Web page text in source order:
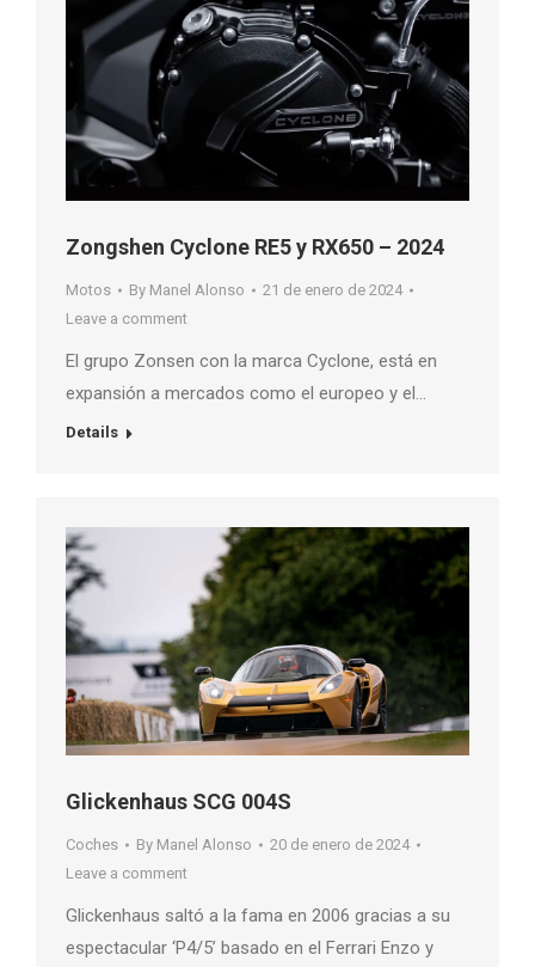
Zongshen Cyclone RE5 y RX650 – 2024
Motos By Manel Alonso
21 de enero de 2024
Leave a comment
El grupo Zonsen con la marca Cyclone, está en
expansión a mercados como el europeo y el…
Details
Glickenhaus SCG 004S
Coches By Manel Alonso
20 de enero de 2024
Leave a comment
Glickenhaus saltó a la fama en 2006 gracias a su
espectacular ‘P4/5’ basado en el Ferrari Enzo y